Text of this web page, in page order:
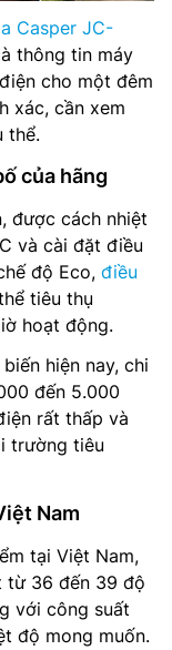
Casper JC-
thông tin máy
cho một đêm
xác, cần xem
thể.
của hãng
được cách nhiệt
và cài đặt điều
độ Eco, điều
tiêu thụ
hoạt động.
hiện nay, chi
đến 5.000
rất thấp và
trường tiêu
Nam
tại Việt Nam,
từ 36 đến 39 độ
với công suất
độ mong muốn.